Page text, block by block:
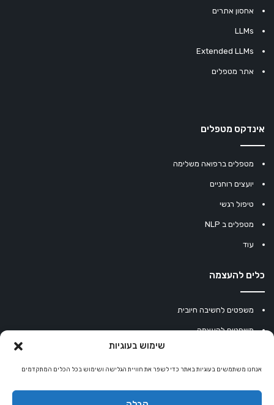
שימוש בעוגיות
אנחנו משתמשים בעוגיות באתר כדי לשפר את חוויית הגלישה ושימוש בכל הכלים המתקדמים
אחסון אתרים
LLMs
Extended LLMs
אתר מטפלים
אינדקס מטפלים
מטפלים ברפואה משלימה
יועצים רוחניים
טיפול רגשי
מטפלים ב NLP
עוד
כלים להעצמה
משפטים לחשיבה חיובית
משפטים להעצמה
מחשבון נומרולוגיה
קריסטלים למזלות